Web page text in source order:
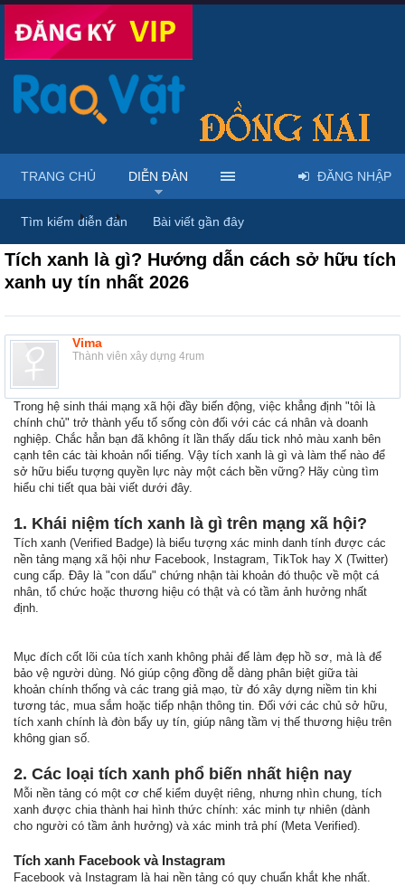
Diễn đàn ... Thảo luận chung & chia sẻ kinh nghiệm
Tích xanh là gì? Hướng dẫn cách sở hữu tích
xanh uy tín nhất 2026
Vima
Thành viên xây dựng 4rum
Trong hệ sinh thái mạng xã hội đầy biến động, việc khẳng định "tôi là
chính chủ" trở thành yếu tố sống còn đối với các cá nhân và doanh
nghiệp. Chắc hẳn bạn đã không ít lần thấy dấu tick nhỏ màu xanh bên
cạnh tên các tài khoản nổi tiếng. Vậy tích xanh là gì và làm thế nào để
sở hữu biểu tượng quyền lực này một cách bền vững? Hãy cùng tìm
hiểu chi tiết qua bài viết dưới đây.
1. Khái niệm tích xanh là gì trên mạng xã hội?
Tích xanh (Verified Badge) là biểu tượng xác minh danh tính được các
nền tảng mạng xã hội như Facebook, Instagram, TikTok hay X (Twitter)
cung cấp. Đây là "con dấu" chứng nhận tài khoản đó thuộc về một cá
nhân, tổ chức hoặc thương hiệu có thật và có tầm ảnh hưởng nhất
định.
Mục đích cốt lõi của tích xanh không phải để làm đẹp hồ sơ, mà là để
bảo vệ người dùng. Nó giúp cộng đồng dễ dàng phân biệt giữa tài
khoản chính thống và các trang giả mạo, từ đó xây dựng niềm tin khi
tương tác, mua sắm hoặc tiếp nhận thông tin. Đối với các chủ sở hữu,
tích xanh chính là đòn bẩy uy tín, giúp nâng tầm vị thế thương hiệu trên
không gian số.
2. Các loại tích xanh phổ biến nhất hiện nay
Mỗi nền tảng có một cơ chế kiểm duyệt riêng, nhưng nhìn chung, tích
xanh được chia thành hai hình thức chính: xác minh tự nhiên (dành
cho người có tầm ảnh hưởng) và xác minh trả phí (Meta Verified).
Tích xanh Facebook và Instagram
Facebook và Instagram là hai nền tảng có quy chuẩn khắt khe nhất.
TRANG CHỦ DIỄN ĐÀN
Tìm kiếm diễn đàn Bài viết gần đây
ĐĂNG NHẬP